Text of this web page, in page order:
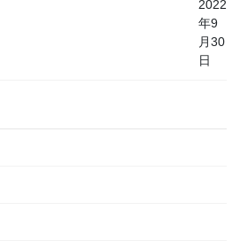
2022
年9
月30
日